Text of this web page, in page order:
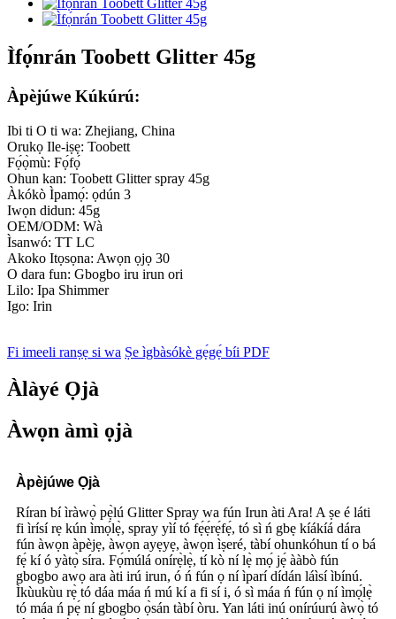
Ìfọ́nrán Toobett Glitter 45g
Àpèjúwe Kúkúrú:
Ibi ti O ti wa: Zhejiang, China
Orukọ Ile-iṣẹ: Toobett
Fọ́ọ̀mù: Fọ́fọ́
Ohun kan: Toobett Glitter spray 45g
Àkókò Ìpamọ́: ọdún 3
Iwọn didun: 45g
OEM/ODM: Wà
Ìsanwó: TT LC
Akoko Itọsọna: Awọn ọjọ 30
O dara fun: Gbogbo iru irun ori
Lilo: Ipa Shimmer
Igo: Irin
Fi imeeli ranṣẹ si wa Ṣe ìgbàsókè gẹ́gẹ́ bíi PDF
Àlàyé Ọjà
Àwọn àmì ọjà
Àpèjúwe Ọjà
Ríran bí ìràwọ̀ pẹ̀lú Glitter Spray wa fún Irun àti Ara! A ṣe é láti
fi ìrísí rẹ kún ìmọ́lẹ̀, spray yìí tó fẹ́ẹ́rẹ́fẹ́, tó sì ń gbẹ kíákíá dára
fún àwọn àpèjẹ, àwọn ayẹyẹ, àwọn ìṣeré, tàbí ohunkóhun tí o bá
fẹ́ kí ó yàtọ̀ síra. Fọ́múlá onírẹ̀lẹ̀, tí kò ní lẹ̀ mọ́ jẹ́ ààbò fún
gbogbo awọ ara àti irú irun, ó ń fún ọ ní ìparí dídán láìsí ìbínú.
Ìkùukùu rẹ̀ tó dáa máa ń mú kí a fi sí i, ó sì máa ń fún ọ ní ìmọ́lẹ̀
tó máa ń pẹ́ ní gbogbo ọ̀sán tàbí òru. Yan láti inú onírúurú àwọ̀ tó